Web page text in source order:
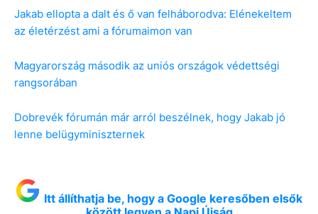
Jakab ellopta a dalt és ő van felháborodva: Elénekeltem
az életérzést ami a fórumaimon van
Magyarország második az uniós országok védettségi
rangsorában
Dobrevék fórumán már arról beszélnek, hogy Jakab jó
lenne belügyminiszternek
Itt állíthatja be, hogy a Google keresőben elsők